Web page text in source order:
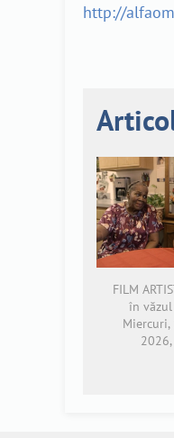
http://
FILM
în